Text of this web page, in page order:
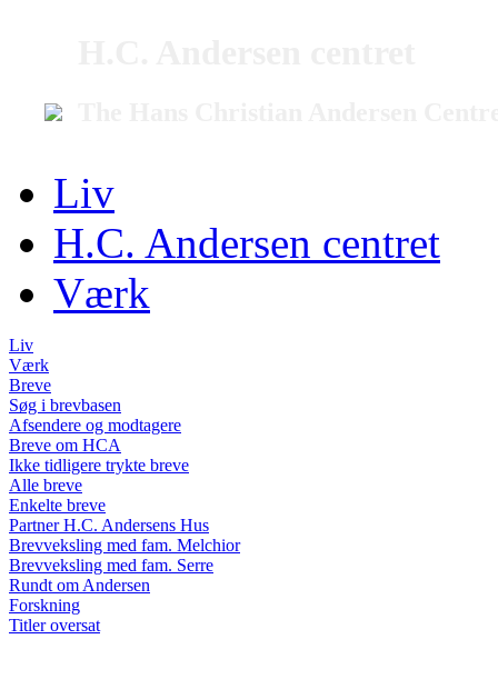
Liv
H.C. Andersen centret
Værk
Liv
Værk
Breve
Søg i brevbasen
Afsendere og modtagere
Breve om HCA
Ikke tidligere trykte breve
Alle breve
Enkelte breve
Partner H.C. Andersens Hus
Brevveksling med fam. Melchior
Brevveksling med fam. Serre
Rundt om Andersen
Forskning
Titler oversat